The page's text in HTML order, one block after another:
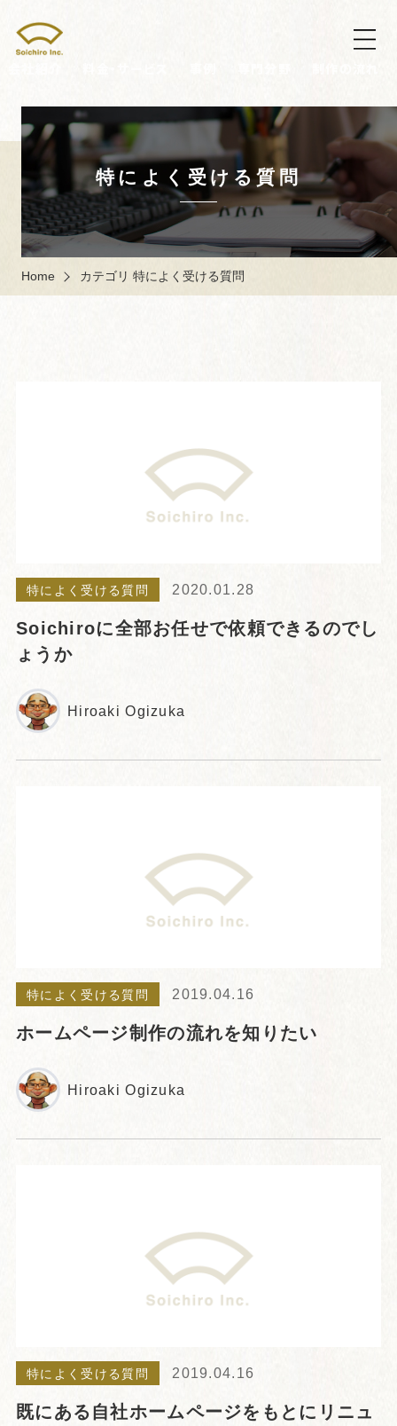
特によく受ける質問
Home カテゴリ 特によく受ける質問
特によく受ける質問 2020.01.28
Soichiroに全部お任せで依頼できるのでし
ょうか
Hiroaki Ogizuka
特によく受ける質問 2019.04.16
ホームページ制作の流れを知りたい
Hiroaki Ogizuka
特によく受ける質問 2019.04.16
既にある自社ホームページをもとにリニュ